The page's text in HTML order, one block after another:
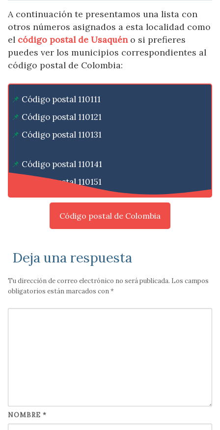
A continuación te presentamos una lista con
otros números asignados a esta localidad como
el código postal de Usaquéno si prefieres
puedes ver los municipios correspondientes al
código postal de Colombia:
Código postal 110111
Código postal 110121
Código postal 110131
Código postal 110141
Código postal 110151
Código postal de Colombia
Deja una respuesta
Tu dirección de correo electrónico no será publicada. Los campos
obligatorios están marcados con*
NOMBRE *